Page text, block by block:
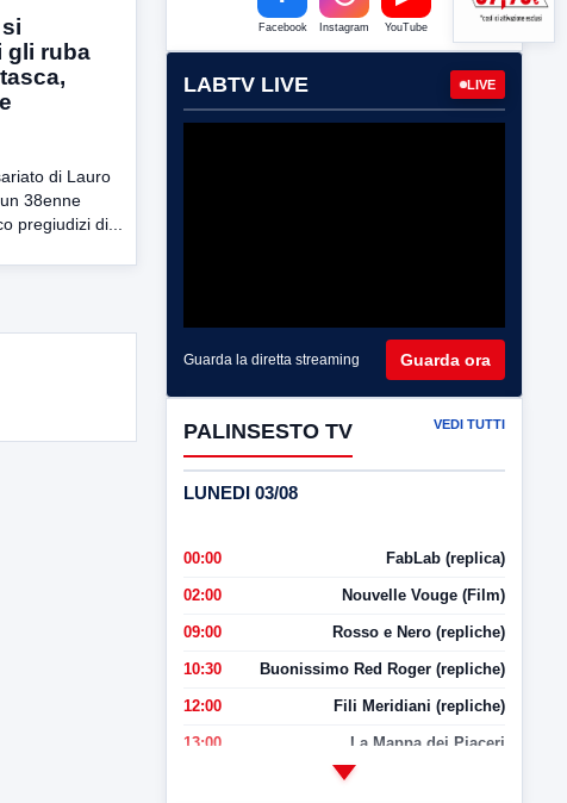
gli ruba
di Lauro
38enne
pregiudizi di...
Facebook Instagram YouTube
LABTV LIVE LIVE
Guarda la diretta streaming Guarda ora
PALINSESTO TV VEDI TUTTI
LUNEDI 03/08
00:00 FabLab (replica)
02:00 Nouvelle Vouge (Film)
09:00 Rosso e Nero (repliche)
10:30 Buonissimo Red Roger (repliche)
12:00 Fili Meridiani (repliche)
13:00 La Mappa dei Piaceri